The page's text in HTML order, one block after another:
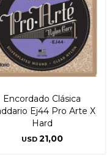
Encordado Clásica
Ej44 Pro Arte X
Hard
USD 21,00